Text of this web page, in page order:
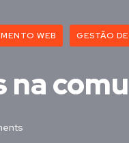
WEB GESTÃO